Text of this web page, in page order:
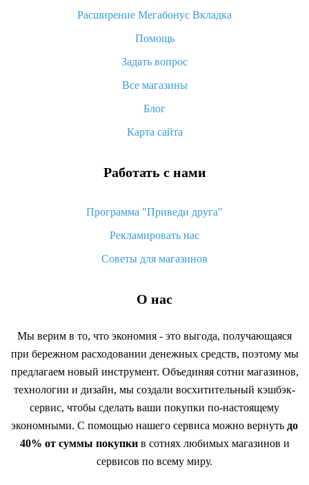
«AliExpress Standard Shipping»: что это за метод доставки и
как его отслеживать
Как покупать оптом на Алиэкспресс
Что делать, если не пришел товар с Алиэкспресс
возврата денег
Расширение Мегабонус Вкладка
Помощь
Задать вопрос
Все магазины
Блог
Карта сайта
Работать с нами
Программа "Приведи друга"
Рекламировать нас
Советы для магазинов
О нас
Мы верим в то, что экономия - это выгода, получающаяся
при бережном расходовании денежных средств, поэтому мы
предлагаем новый инструмент. Объединяя сотни магазинов,
технологии и дизайн, мы создали восхитительный кэшбэк-
сервис, чтобы сделать ваши покупки по-настоящему
экономными. С помощью нашего сервиса можно вернуть до
40% от суммы покупкив сотнях любимых магазинов и
сервисов по всему миру.